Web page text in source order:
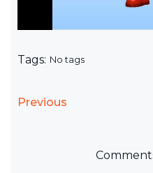
Tags: No tags
Previous